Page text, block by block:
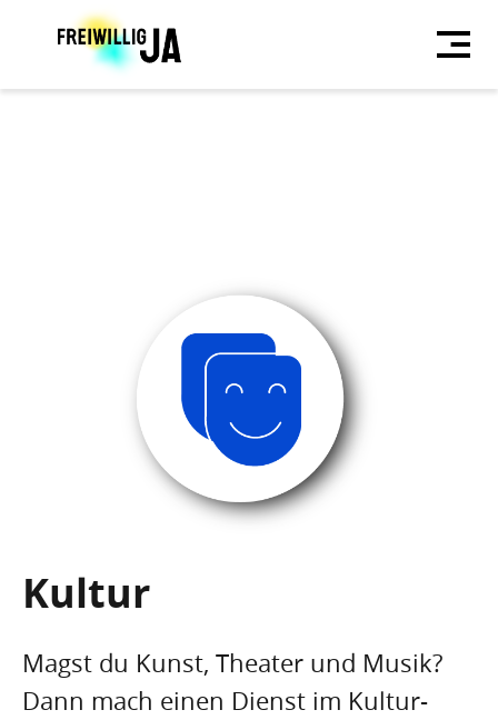
Kultur
Magst du Kunst, Theater und Musik?
Dann mach einen Dienst im Kultur-